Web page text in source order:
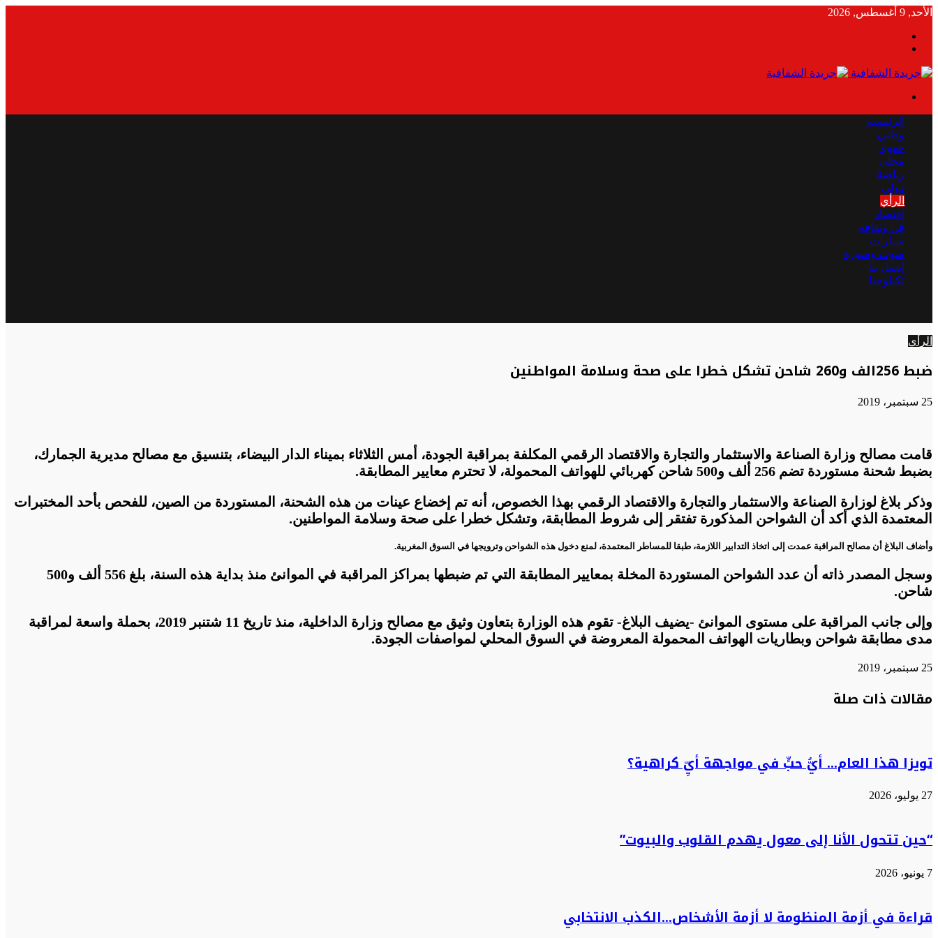
الأحد, 9 أغسطس, 2026
الرئيسية
وطني
جهوي
محلي
رياضة
دولي
الرأي
إقتصاد
فن وثقافة
سيارات
صوت وصورة
إتصل بنا
تكنلوجيا
الرأي
ضبط 256الف و260 شاحن تشكل خطرا على صحة وسلامة المواطنين
25 سبتمبر، 2019
قامت مصالح وزارة الصناعة والاستثمار والتجارة والاقتصاد الرقمي المكلفة بمراقبة الجودة، أمس الثلاثاء بميناء الدار البيضاء، بتنسيق مع مصالح مديرية الجمارك،
بضبط شحنة مستوردة تضم 256 ألف و500 شاحن كهربائي للهواتف المحمولة، لا تحترم معايير المطابقة
.
وذكر بلاغ لوزارة الصناعة والاستثمار والتجارة والاقتصاد الرقمي بهذا الخصوص، أنه تم إخضاع عينات من هذه الشحنة، المستوردة من الصين، للفحص بأحد المختبرات
المعتمدة الذي أكد أن الشواحن المذكورة تفتقر إلى شروط المطابقة، وتشكل خطرا على صحة وسلامة المواطنين.
وأضاف البلاغ أن مصالح المراقبة عمدت إلى اتخاذ التدابير اللازمة، طبقا للمساطر المعتمدة، لمنع دخول هذه الشواحن وترويجها في السوق المغربية.
وسجل المصدر ذاته أن عدد الشواحن المستوردة المخلة بمعايير المطابقة التي تم ضبطها بمراكز المراقبة في الموانئ منذ بداية هذه السنة، بلغ 556 ألف و500
شاحن.
وإلى جانب المراقبة على مستوى الموانئ -يضيف البلاغ- تقوم هذه الوزارة بتعاون وثيق مع مصالح وزارة الداخلية، منذ تاريخ 11 شتنبر 2019، بحملة واسعة لمراقبة
مدى مطابقة شواحن وبطاريات الهواتف المحمولة المعروضة في السوق المحلي لمواصفات الجودة.
25 سبتمبر، 2019
عبر
البريد
مقالات ذات صلة
تويزا هذا العام… أيُّ حبٍّ في مواجهة أيِّ كراهية؟
27 يوليو، 2026
“حين تتحول الأنا إلى معول يهدم القلوب والبيوت”
7 يونيو، 2026
قراءة في أزمة المنظومة لا أزمة الأشخاص…الكذب الانتخابي